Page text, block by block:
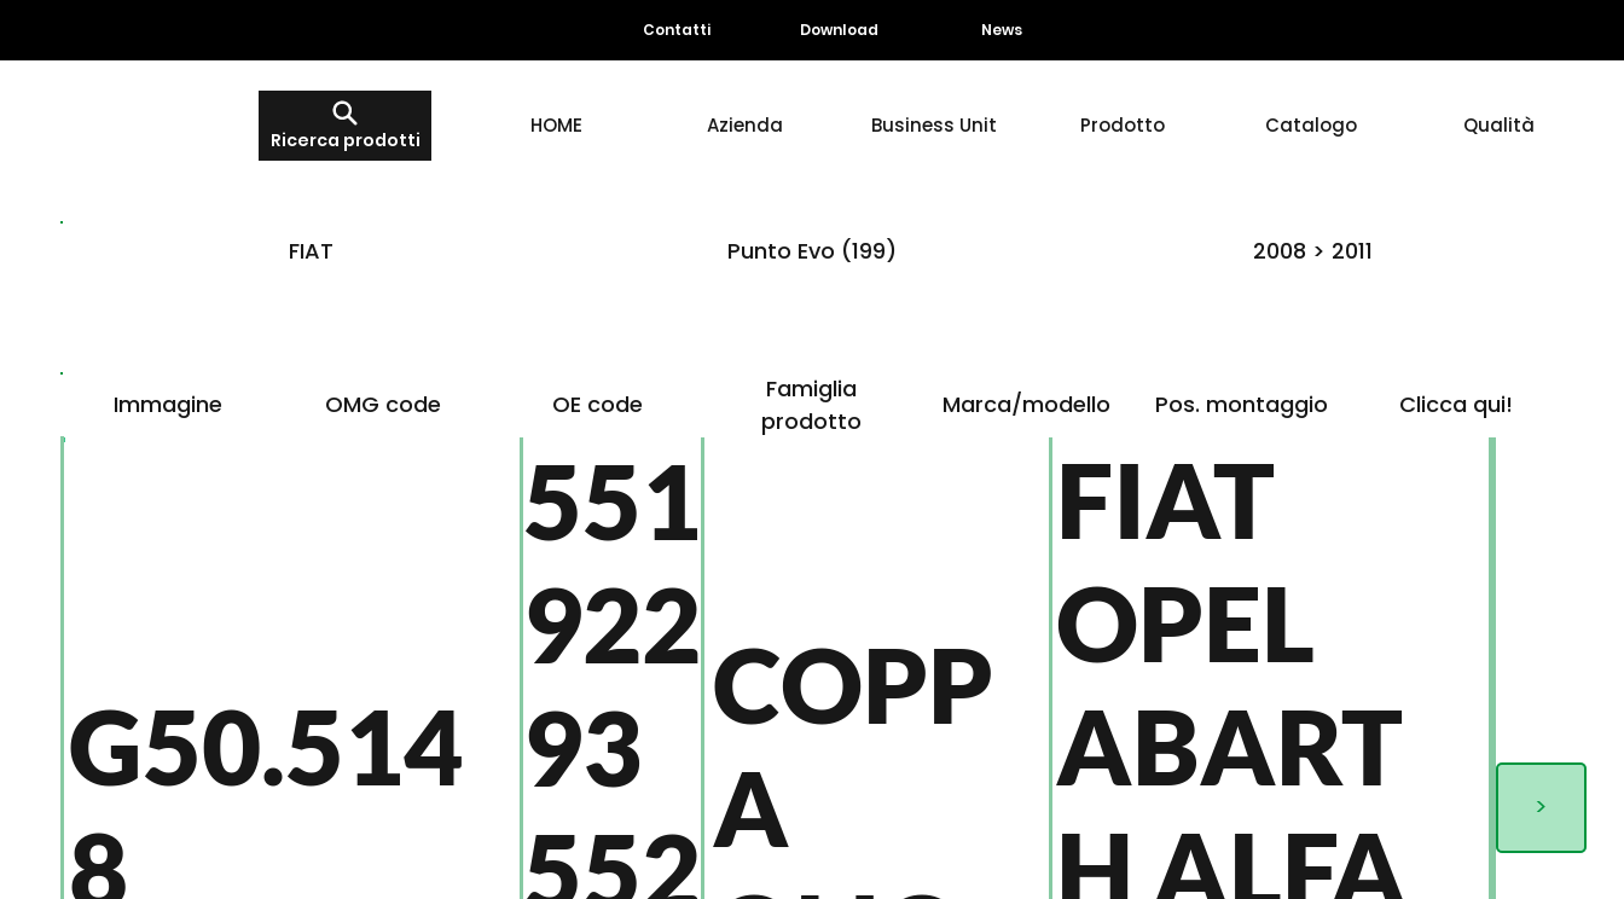
HOME Azienda Business Unit Prodotto Catalogo Qualità
Ricerca prodotti
Contatti Download News
Immagine OMG code OE code
Famiglia
prodotto
Marca/modello Pos. montaggio Clicca qui!
G50.514
8
551
922
93
552
COPP
A
FIAT
OPEL
ABART
H ALFA
>
FIAT Punto Evo (199) 2008 > 2011